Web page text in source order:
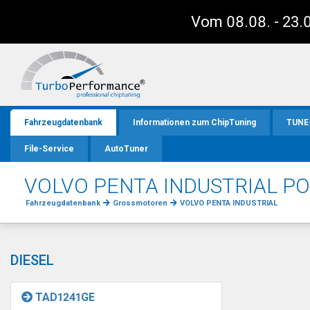
Vom 08.08. -
Fahrzeugdatenbank Informationen zum ChipTuning
File-Service AutoTuner
VOLVO PENTA INDUSTRIAL
Fahrzeugdatenbank Grossmotoren VOLVO PENTA INDUSTRIAL
DIESEL
TAD1241GE